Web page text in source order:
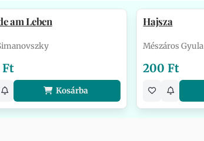
am Leben
Ft
Kosárba
Hajsza
Mészáros Gyula
200 Ft